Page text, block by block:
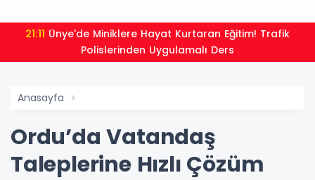
21:11
Polislerinden Uygulamalı Ders
Anasayfa
Ordu’da Vatandaş
Taleplerine Hızlı Çözüm